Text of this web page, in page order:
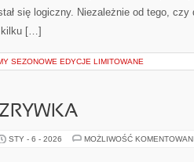
się logiczny. Niezależnie od tego,
kilku […]
SEZONOWE EDYCJE LIMITOWANE
STY - 6 - 2026 MOŻLIWOŚĆ